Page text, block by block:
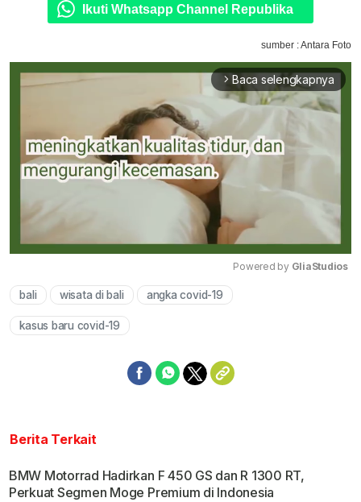
Ikuti Whatsapp Channel Republika
sumber : Antara Foto
arrow_forward_ios Baca selengkapnya
Powered by GliaStudios
bali wisata di bali angka covid-19
kasus baru covid-19
Berita Terkait
BMW Motorrad Hadirkan F 450 GS dan R 1300 RT,
Perkuat Segmen Moge Premium di Indonesia